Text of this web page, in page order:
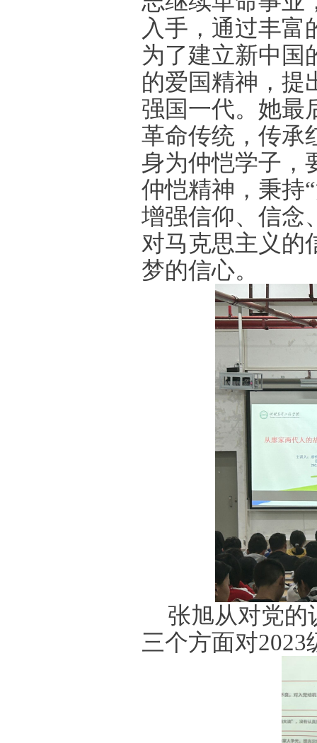
入手，通过丰富
为了建立新中国
的爱国精神，提
强国一代。她最
革命传统，传承
身为仲恺学子，
仲恺精神，秉持
增强信仰、信念
对马克思主义的
梦的信心。
张旭从对党的
三个方面对